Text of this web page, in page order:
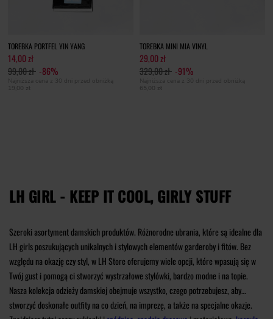
TOREBKA PORTFEL YIN YANG
14,00 zł
99,00 zł -86%
Najniższa cena z 30 dni przed obniżką
19,00 zł
TOREBKA MINI MIA VINYL
29,00 zł
329,00 zł -91%
Najniższa cena z 30 dni przed obniżką
65,00 zł
LH GIRL - KEEP IT COOL, GIRLY STUFF
Szeroki asortyment damskich produktów. Różnorodne ubrania, które są idealne dla
LH girls poszukujących unikalnych i stylowych elementów garderoby i fitów. Bez
względu na okazję czy styl, w LH Store oferujemy wiele opcji, które wpasują się w
Twój gust i pomogą ci stworzyć wystrzałowe stylówki, bardzo modne i na topie.
Nasza kolekcja odzieży damskiej obejmuje wszystko, czego potrzebujesz, aby
stworzyć doskonałe outfity na co dzień, na imprezę, a także na specjalne okazje.